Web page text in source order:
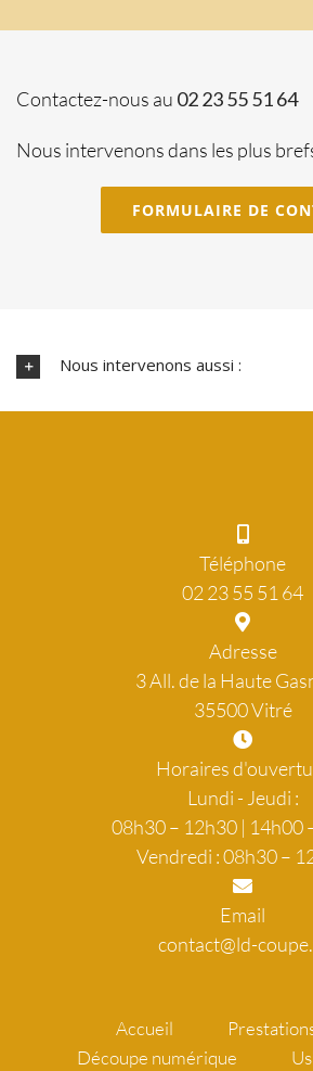
Contactez-nous au 02 23 55 51 64
Nous intervenons dans les plus
FORMULAIRE DE
Nous intervenons aussi :
Téléphone
02 23 55 51 64
Adresse
3 All. de la Haute
35500 Vitré
Horaires
Lundi - Jeudi :
08h30 – 12h30 | 14h00
Vendredi : 08h30 –
Email
contact@ld-
Accueil
Découpe numérique